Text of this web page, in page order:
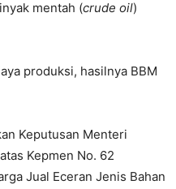
mentah (crude oil)
produksi, hasilnya BBM
Keputusan Menteri
Kepmen No. 62
Jual Eceran Jenis Bahan